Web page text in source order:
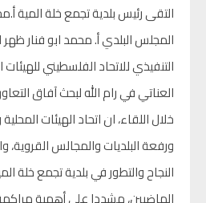
التقى رئيس بلدية تجمع خلة المية
المجلس البلدي أ. محمد ابو فنار ظهر
العناتي في رام الله لبحث آفاق
خلال اللقاء، ان اتحاد الهيئات
ورفعة البلديات والمجالس
النجاح والتطور في بلدية تجمع خلة
الماضيين، مشددا على أهمية